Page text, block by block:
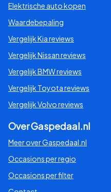
Elektrische auto kopen
Waardebepaling
Vergelijk Kia reviews
Vergelijk Nissan reviews
Vergelijk BMW reviews
Vergelijk Toyota reviews
Vergelijk Volvo reviews
Over Gaspedaal.nl
Meer over Gaspedaal.nl
Occasions per regio
Occasions per filter